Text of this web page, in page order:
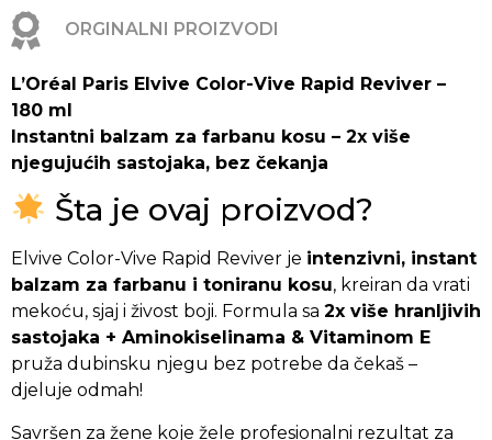
ORGINALNI PROIZVODI
L’Oréal Paris Elvive Color-Vive Rapid Reviver –
180 ml
Instantni balzam za farbanu kosu – 2x više
njegujućih sastojaka, bez čekanja
Šta je ovaj proizvod?
Elvive Color-Vive Rapid Reviver je intenzivni, instant
balzam za farbanu i toniranu kosu, kreiran da vrati
mekoću, sjaj i živost boji. Formula sa 2x više hranljivih
sastojaka + Aminokiselinama & Vitaminom E
pruža dubinsku njegu bez potrebe da čekaš –
djeluje odmah!
Savršen za žene koje žele profesionalni rezultat za